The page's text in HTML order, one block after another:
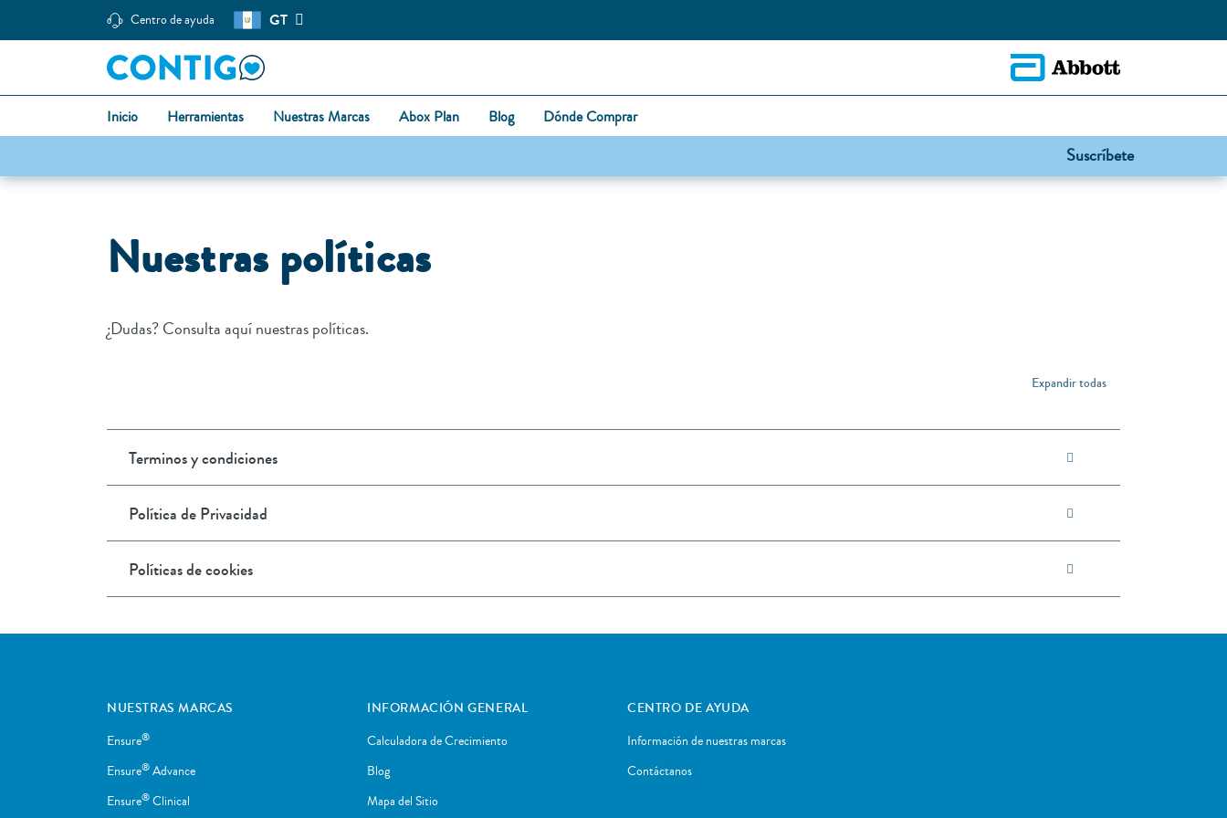
Centro de ayuda GT
Inicio Herramientas Nuestras Marcas Abox Plan Blog Dónde Comprar
Suscríbete
Nuestras políticas
¿Dudas? Consulta aquí nuestras políticas.
Expandir todas
Terminos y condiciones
Política de Privacidad
Políticas de cookies
NUESTRAS MARCAS
Ensure®
Ensure® Advance
Ensure® Clinical
INFORMACIÓN GENERAL
Calculadora de Crecimiento
Blog
Mapa del Sitio
CENTRO DE AYUDA
Información de nuestras marcas
Contáctanos